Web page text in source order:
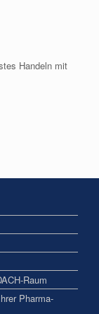
Handeln mit
Raum
Pharma-